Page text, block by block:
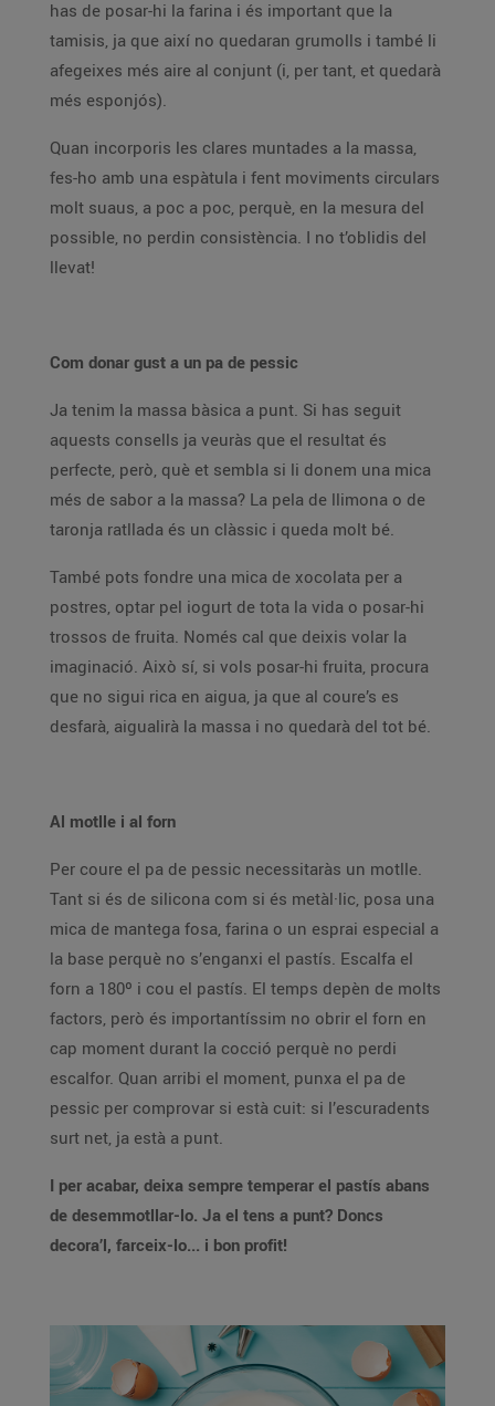
has de posar-hi la farina i és important que la
tamisis, ja que així no quedaran grumolls i també li
afegeixes més aire al conjunt (i, per tant, et quedarà
més esponjós).
Quan incorporis les clares muntades a la massa,
fes-ho amb una espàtula i fent moviments circulars
molt suaus, a poc a poc, perquè, en la mesura del
possible, no perdin consistència. I no t’oblidis del
llevat!
Com donar gust a un pa de pessic
Ja tenim la massa bàsica a punt. Si has seguit
aquests consells ja veuràs que el resultat és
perfecte, però, què et sembla si li donem una mica
més de sabor a la massa? La pela de llimona o de
taronja ratllada és un clàssic i queda molt bé.
També pots fondre una mica de xocolata per a
postres, optar pel iogurt de tota la vida o posar-hi
trossos de fruita. Només cal que deixis volar la
imaginació. Això sí, si vols posar-hi fruita, procura
que no sigui rica en aigua, ja que al coure’s es
desfarà, aigualirà la massa i no quedarà del tot bé.
Al motlle i al forn
Per coure el pa de pessic necessitaràs un motlle.
Tant si és de silicona com si és metàl·lic, posa una
mica de mantega fosa, farina o un esprai especial a
la base perquè no s’enganxi el pastís. Escalfa el
forn a 180º i cou el pastís. El temps depèn de molts
factors, però és importantíssim no obrir el forn en
cap moment durant la cocció perquè no perdi
escalfor. Quan arribi el moment, punxa el pa de
pessic per comprovar si està cuit: si l’escuradents
surt net, ja està a punt.
I per acabar, deixa sempre temperar el pastís abans
de desemmotllar-lo. Ja el tens a punt? Doncs
decora’l, farceix-lo... i bon profit!